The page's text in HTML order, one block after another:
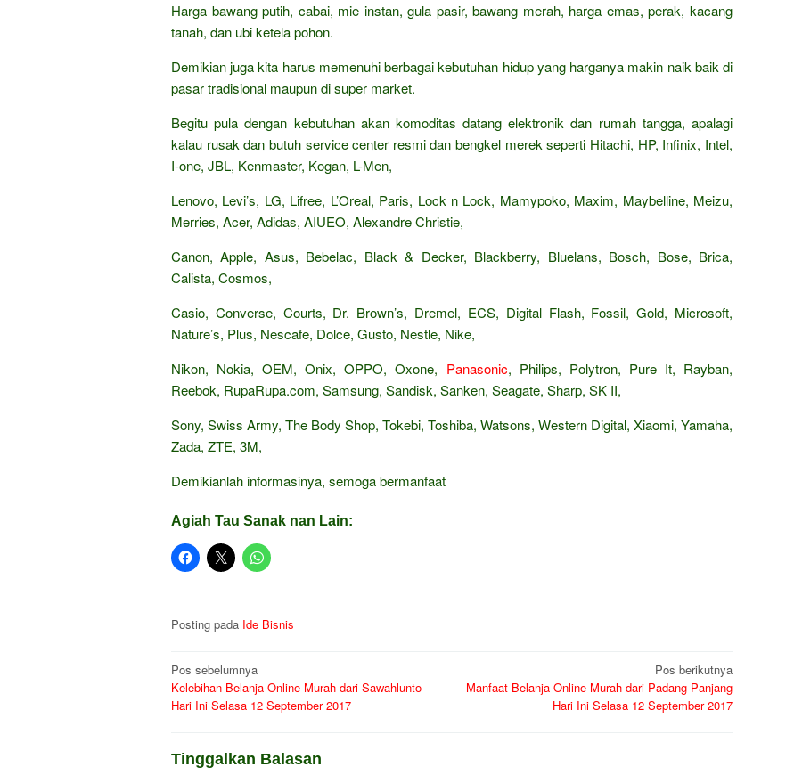
Harga bawang putih, cabai, mie instan, gula pasir, bawang merah, harga emas, perak, kacang
tanah, dan ubi ketela pohon.
Demikian juga kita harus memenuhi berbagai kebutuhan hidup yang harganya makin naik baik di
pasar tradisional maupun di super market.
Begitu pula dengan kebutuhan akan komoditas datang elektronik dan rumah tangga, apalagi
kalau rusak dan butuh service center resmi dan bengkel merek seperti Hitachi, HP, Infinix, Intel,
I-one, JBL, Kenmaster, Kogan, L-Men,
Lenovo, Levi’s, LG, Lifree, L’Oreal, Paris, Lock n Lock, Mamypoko, Maxim, Maybelline, Meizu,
Merries, Acer, Adidas, AIUEO, Alexandre Christie,
Canon, Apple, Asus, Bebelac, Black & Decker, Blackberry, Bluelans, Bosch, Bose, Brica,
Calista, Cosmos,
Casio, Converse, Courts, Dr. Brown’s, Dremel, ECS, Digital Flash, Fossil, Gold, Microsoft,
Nature’s, Plus, Nescafe, Dolce, Gusto, Nestle, Nike,
Nikon, Nokia, OEM, Onix, OPPO, Oxone, Panasonic, Philips, Polytron, Pure It, Rayban,
Reebok, RupaRupa.com, Samsung, Sandisk, Sanken, Seagate, Sharp, SK II,
Sony, Swiss Army, The Body Shop, Tokebi, Toshiba, Watsons, Western Digital, Xiaomi, Yamaha,
Zada, ZTE, 3M,
Demikianlah informasinya, semoga bermanfaat
Agiah Tau Sanak nan Lain:
Posting pada Ide Bisnis
Navigasi
pos
Pos sebelumnya
Kelebihan Belanja Online Murah dari Sawahlunto
Hari Ini Selasa 12 September 2017
Pos berikutnya
Manfaat Belanja Online Murah dari Padang Panjang
Hari Ini Selasa 12 September 2017
Tinggalkan Balasan